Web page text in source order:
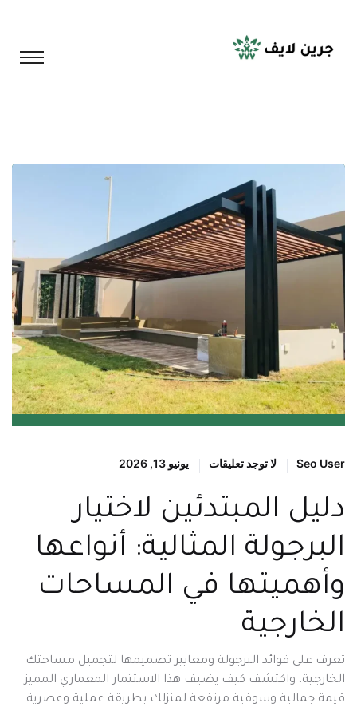
Seo User لا توجد تعليقات يونيو 13, 2026
دليل المبتدئين لاختيار
البرجولة المثالية: أنواعها
وأهميتها في المساحات
الخارجية
تعرف على فوائد البرجولة ومعايير تصميمها لتجميل مساحتك
الخارجية، واكتشف كيف يضيف هذا الاستثمار المعماري المميز
قيمة جمالية وسوقية مرتفعة لمنزلك بطريقة عملية وعصرية.